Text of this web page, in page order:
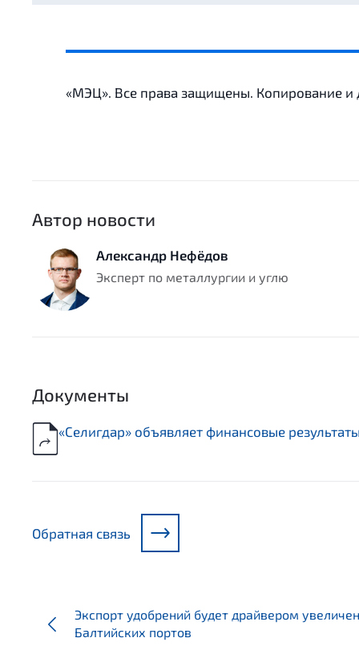
«МЭЦ». Все права защищены. Копирование и
Автор новости
Александр Нефёдов
Эксперт по металлургии и углю
Документы
«Селигдар» объявляет финансовые
Обратная связь
Экспорт удобрений будет драйвером
Балтийских портов